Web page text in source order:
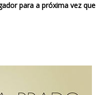
para a próxima vez que